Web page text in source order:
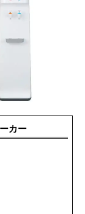
カー